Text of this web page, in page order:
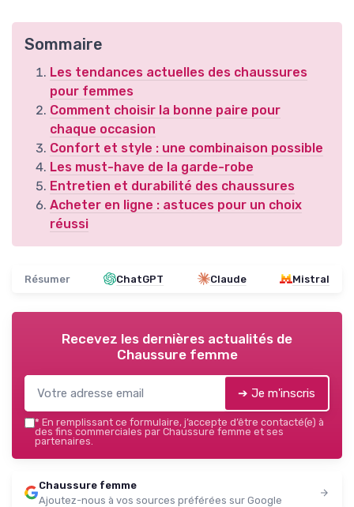
Sommaire
Les tendances actuelles des chaussures
pour femmes
Comment choisir la bonne paire pour
chaque occasion
Confort et style : une combinaison possible
Les must-have de la garde-robe
Entretien et durabilité des chaussures
Acheter en ligne : astuces pour un choix
réussi
Résumer ChatGPT Claude Mistral
Recevez les dernières actualités de
Chaussure femme
➔ Je m'inscris
* En remplissant ce formulaire, j’accepte d’être contacté(e) à
des fins commerciales par Chaussure femme et ses
partenaires.
Chaussure femme
Ajoutez-nous à vos sources préférées sur Google